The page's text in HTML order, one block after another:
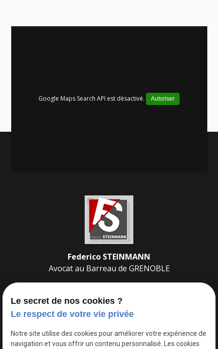
Google Maps Search API est désactivé. Autoriser
Federico STEINMANN
Avocat au Barreau de GRENOBLE
place
22 Av. Doyen Louis Weil
38000GRENOBLE
Le secret de nos cookies ?
Le respect de votre vie privée
Notre site utilise des cookies pour améliorer votre expérience de
navigation et vous offrir un contenu personnalisé. Les cookies